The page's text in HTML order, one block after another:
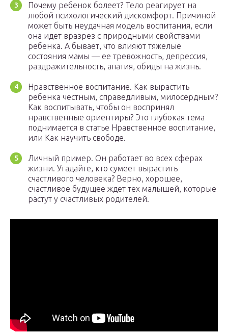
Почему ребенок болеет? Тело реагирует на
любой психологический дискомфорт. Причиной
может быть неудачная модель воспитания, если
она идет вразрез с природными свойствами
ребенка. А бывает, что влияют тяжелые
состояния мамы — ее тревожность, депрессия,
раздражительность, апатия, обиды на жизнь.
Нравственное воспитание. Как вырастить
ребенка честным, справедливым, милосердным?
Как воспитывать, чтобы он воспринял
нравственные ориентиры? Это глубокая тема
поднимается в статье Нравственное воспитание,
или Как научить свободе.
Личный пример. Он работает во всех сферах
жизни. Угадайте, кто сумеет вырастить
счастливого человека? Верно, хорошее,
счастливое будущее ждет тех малышей, которые
растут у счастливых родителей.